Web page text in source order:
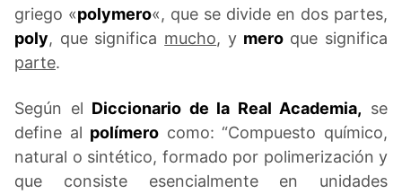
griego «polymero«, que se divide en dos partes,
poly, que significa mucho, ymeroque significa
parte.
Según el Diccionario de la Real Academia, se
define al polímero como: “Compuesto químico,
natural o sintético, formado por polimerización y
que consiste esencialmente en unidades